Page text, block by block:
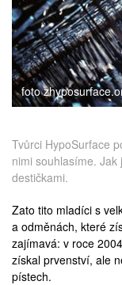
foto
Tvůrci HypoSurface
nimi souhlasíme.
destičkami.
Zato tito mladíci s
a odměnách, které
zajímavá: v roce
získal prvenství, ale
pístech.